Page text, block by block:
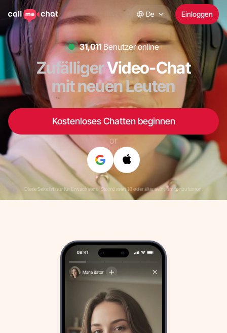
De Einloggen
30,190 Benutzer online
ZufälligerVideo-Chat
mit neuen Leuten
Kostenloses Chatten beginnen
or
Diese Seite ist nur für Erwachsene. Sie müssen 18 oder älter sein, um fortzufahren.